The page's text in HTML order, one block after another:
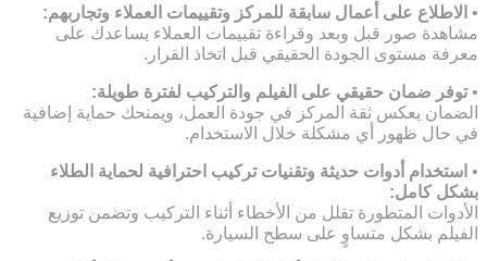
• الاطلاع على أعمال سابقة للمركز وتقييمات العملاء وتجاربهم:
مشاهدة صور قبل وبعد وقراءة تقييمات العملاء يساعدك على
معرفة مستوى الجودة الحقيقي قبل اتخاذ القرار.
•توفر ضمان حقيقي على الفيلم والتركيب لفترة طويلة:
الضمان يعكس ثقة المركز في جودة العمل، ويمنحك حماية إضافية
في حال ظهور أي مشكلة خلال الاستخدام.
• استخدام أدوات حديثة وتقنيات تركيب احترافية لحماية الطلاء
بشكل كامل:
الأدوات المتطورة تقلل من الأخطاء أثناء التركيب وتضمن توزيع
الفيلم بشكل متساوٍ على سطح السيارة.